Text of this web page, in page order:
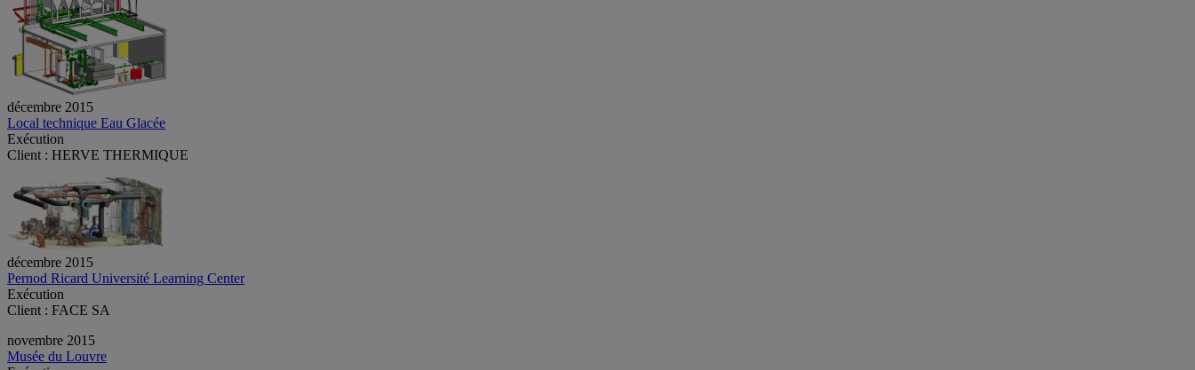
décembre 2015
Local technique Eau Glacée
Exécution
Client : HERVE THERMIQUE
décembre 2015
Pernod Ricard Université Learning Center
Exécution
Client : FACE SA
novembre 2015
Musée du Louvre